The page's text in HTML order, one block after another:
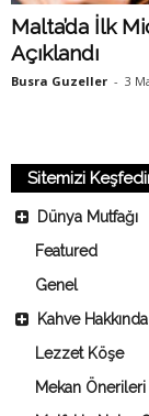
Malta’da İlk
Açıklandı
Busra Guzeller - 3
Sitemizi
Dünya Mutfağı
Featured
Genel
Kahve
Lezzet Köşe
Mekan Önerileri